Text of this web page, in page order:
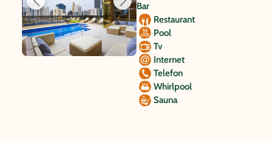
Bar
Restaurant
Pool
Tv
Internet
Telefon
Whirlpool
Sauna